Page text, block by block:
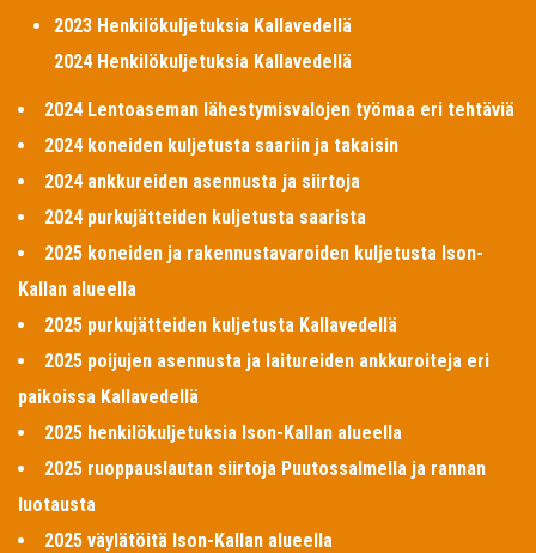
2023 Henkilökuljetuksia Kallavedellä
2024 Henkilökuljetuksia Kallavedellä
2024 Lentoaseman lähestymisvalojen työmaa eri tehtäviä
2024 koneiden kuljetusta saariin ja takaisin
2024 ankkureiden asennusta ja siirtoja
2024 purkujätteiden kuljetusta saarista
2025 koneiden ja rakennustavaroiden kuljetusta Ison-
Kallan alueella
2025 purkujätteiden kuljetusta Kallavedellä
2025 poijujen asennusta ja laitureiden ankkuroiteja eri
paikoissa Kallavedellä
2025 henkilökuljetuksia Ison-Kallan alueella
2025 ruoppauslautan siirtoja Puutossalmella ja rannan
luotausta
2025 väylätöitä Ison-Kallan alueella